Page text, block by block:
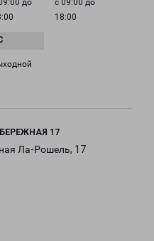
до
с 09:00 до
18:00
17
Ла-Рошель, 17